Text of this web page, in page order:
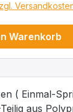
Warenkorb